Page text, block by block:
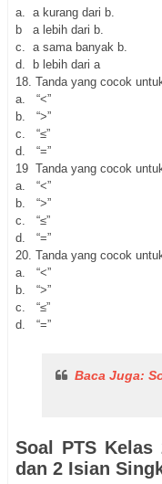
a. a kurang dari b.
b a lebih dari b.
c. a sama banyak b.
d. b lebih dari a
18. Tanda yang cocok
a. “<”
b. “>”
c. “≤”
d. “=”
19 Tanda yang cocok
a. “<”
b. “>”
c. “≤”
d. “=”
20. Tanda yang cocok
a. “<”
b. “>”
c. “≤”
d. “=”
Baca Juga:
Soal PTS Kelas
dan 2 Isian